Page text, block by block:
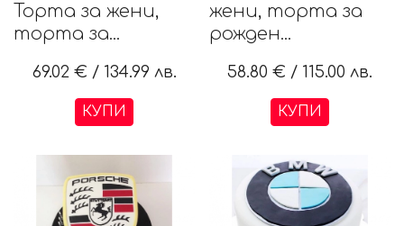
Торта за жени,
торта за...
69.02 € / 134.99 лв.
КУПИ
жени, торта за
рожден...
58.80 € / 115.00 лв.
КУПИ